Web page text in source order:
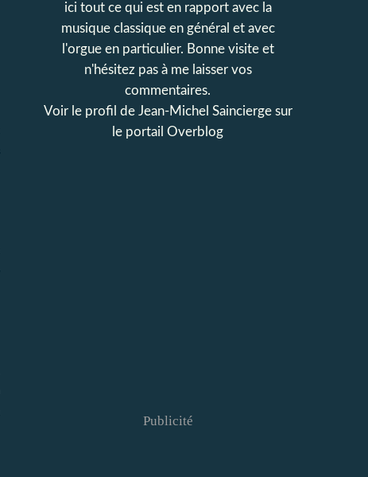
ici tout ce qui est en rapport avec la
musique classique en général et avec
l'orgue en particulier. Bonne visite et
n'hésitez pas à me laisser vos
commentaires.
Voir le profil de Jean-Michel Sainciergesur
le portail Overblog
Publicité